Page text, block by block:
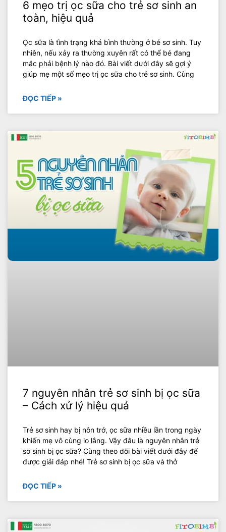
6 mẹo trị ọc sữa cho trẻ sơ sinh an
toàn, hiệu quả
Ọc sữa là tình trạng khá bình thường ở bé sơ sinh. Tuy
nhiên, nếu xảy ra thường xuyên rất có thể bé đang
mắc phải bệnh lý nào đó. Bài viết dưới đây sẽ gợi ý
giúp mẹ một số mẹo trị ọc sữa cho trẻ sơ sinh. Cùng
ĐỌC TIẾP »
7 nguyên nhân trẻ sơ sinh bị ọc sữa
– Cách xử lý hiệu quả
Trẻ sơ sinh hay bị nôn trớ, ọc sữa nhiều lần trong ngày
khiến mẹ vô cùng lo lắng. Vậy đâu là nguyên nhân trẻ
sơ sinh bị ọc sữa? Cùng theo dõi bài viết dưới đây để
được giải đáp nhé! Trẻ sơ sinh bị ọc sữa và thở
ĐỌC TIẾP »